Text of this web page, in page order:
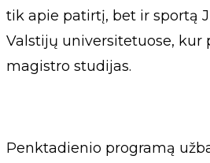
tik apie patirtį, bet ir sportą
Valstijų universitetuose, kur
magistro studijas.
Penktadienio programą